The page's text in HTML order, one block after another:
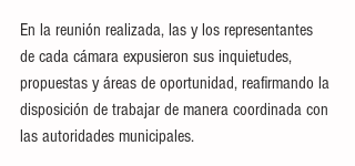
En la reunión realizada, las y los representantes
de cada cámara expusieron sus inquietudes,
propuestas y áreas de oportunidad, reafirmando la
disposición de trabajar de manera coordinada con
las autoridades municipales.